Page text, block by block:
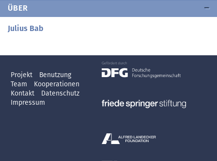
ÜBER
Julius Bab
Projekt
Benutzung
Team
Kooperationen
Kontakt
Datenschutz
Impressum